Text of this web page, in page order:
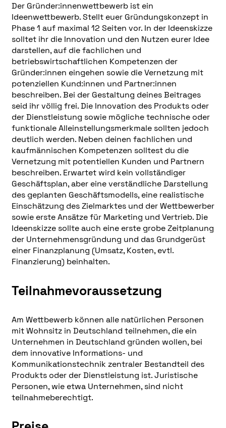
Der Gründer:innenwettbewerb ist ein
Ideenwettbewerb. Stellt euer Gründungskonzept in
Phase 1 auf maximal 12 Seiten vor. In der Ideenskizze
solltet ihr die Innovation und den Nutzen eurer Idee
darstellen, auf die fachlichen und
betriebswirtschaftlichen Kompetenzen der
Gründer:innen eingehen sowie die Vernetzung mit
potenziellen Kund:innen und Partner:innen
beschreiben. Bei der Gestaltung deines Beitrages
seid ihr völlig frei. Die Innovation des Produkts oder
der Dienstleistung sowie mögliche technische oder
funktionale Alleinstellungsmerkmale sollten jedoch
deutlich werden. Neben deinen fachlichen und
kaufmännischen Kompetenzen solltest du die
Vernetzung mit potentiellen Kunden und Partnern
beschreiben. Erwartet wird kein vollständiger
Geschäftsplan, aber eine verständliche Darstellung
des geplanten Geschäftsmodells, eine realistische
Einschätzung des Zielmarktes und der Wettbewerber
sowie erste Ansätze für Marketing und Vertrieb. Die
Ideenskizze sollte auch eine erste grobe Zeitplanung
der Unternehmensgründung und das Grundgerüst
einer Finanzplanung (Umsatz, Kosten, evtl.
Finanzierung) beinhalten.
Teilnahmevoraussetzung
Am Wettbewerb können alle natürlichen Personen
mit Wohnsitz in Deutschland teilnehmen, die ein
Unternehmen in Deutschland gründen wollen, bei
dem innovative Informations- und
Kommunikationstechnik zentraler Bestandteil des
Produkts oder der Dienstleistung ist. Juristische
Personen, wie etwa Unternehmen, sind nicht
teilnahmeberechtigt.